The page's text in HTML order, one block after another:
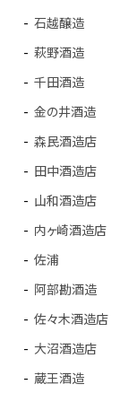
石越醸造
萩野酒造
千田酒造
金の井酒造
森民酒造店
田中酒造店
山和酒造店
内ヶ崎酒造店
佐浦
阿部勘酒造
佐々木酒造店
大沼酒造店
蔵王酒造